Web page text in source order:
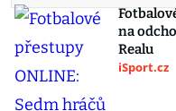
na
Realu
iSport.cz